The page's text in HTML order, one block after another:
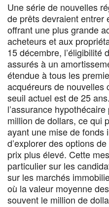
Une série de nouvelles
de prêts devraient entrer
offrant une plus grande
acheteurs et aux
15 décembre, l’éligibilité
assurés à un
étendue à tous les
acquéreurs de nouvelles
seuil actuel est de 25 ans.
l’assurance
million de dollars, ce qui
ayant une mise de fonds
d’explorer des options
prix plus élevé. Cette
particulier sur les
sur les marchés
où la valeur moyenne
souvent le million de